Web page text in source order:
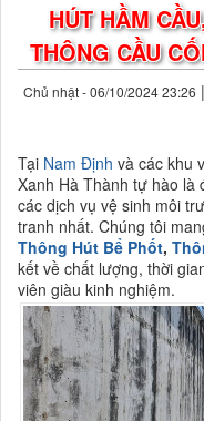
HÚT HẦM
THÔNG CẦU
Chủ nhật - 06/10/2024 23:26 |
Tại Nam Định và các khu
Xanh Hà Thành tự hào là
các dịch vụ vệ sinh môi
tranh nhất. Chúng tôi
Thông Hút Bể Phốt,
kết về chất lượng, thời
viên giàu kinh nghiệm.